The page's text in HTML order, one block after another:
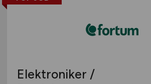
Elektroniker /